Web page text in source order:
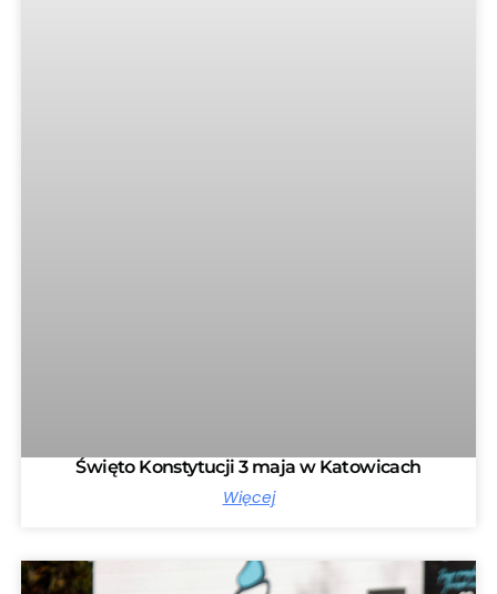
Święto Konstytucji 3 maja w Katowicach
Więcej